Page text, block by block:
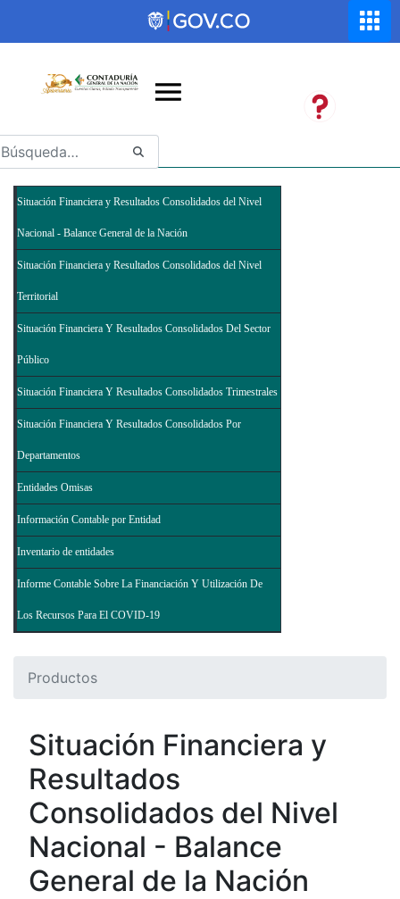
Saltar al contenido principal
Abrir menú de accesibilidad
Situación Financiera y Resultados Consolidados del Nivel
Nacional - Balance General de la Nación
Situación Financiera y Resultados Consolidados del Nivel
Territorial
Situación Financiera Y Resultados Consolidados Del Sector
Público
Situación Financiera Y Resultados Consolidados Trimestrales
Situación Financiera Y Resultados Consolidados Por
Departamentos
Entidades Omisas
Información Contable por Entidad
Inventario de entidades
Informe Contable Sobre La Financiación Y Utilización De
Los Recursos Para El COVID-19
Productos
Situación Financiera y
Resultados
Consolidados del Nivel
Nacional - Balance
General de la Nación